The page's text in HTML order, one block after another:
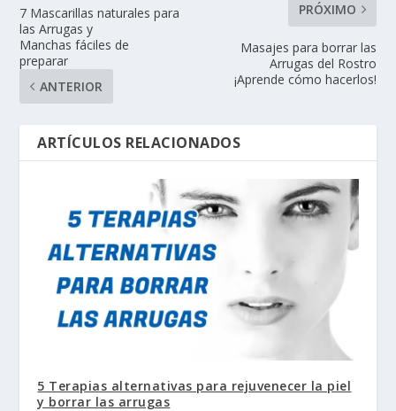
7 Mascarillas naturales para
las Arrugas y
Manchas fáciles de
preparar
ANTERIOR
PRÓXIMO
Masajes para borrar las
Arrugas del Rostro
¡Aprende cómo hacerlos!
ARTÍCULOS RELACIONADOS
5 Terapias alternativas para rejuvenecer la piel
y borrar las arrugas